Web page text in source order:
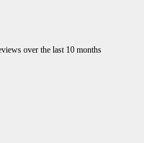
over the last 10 months